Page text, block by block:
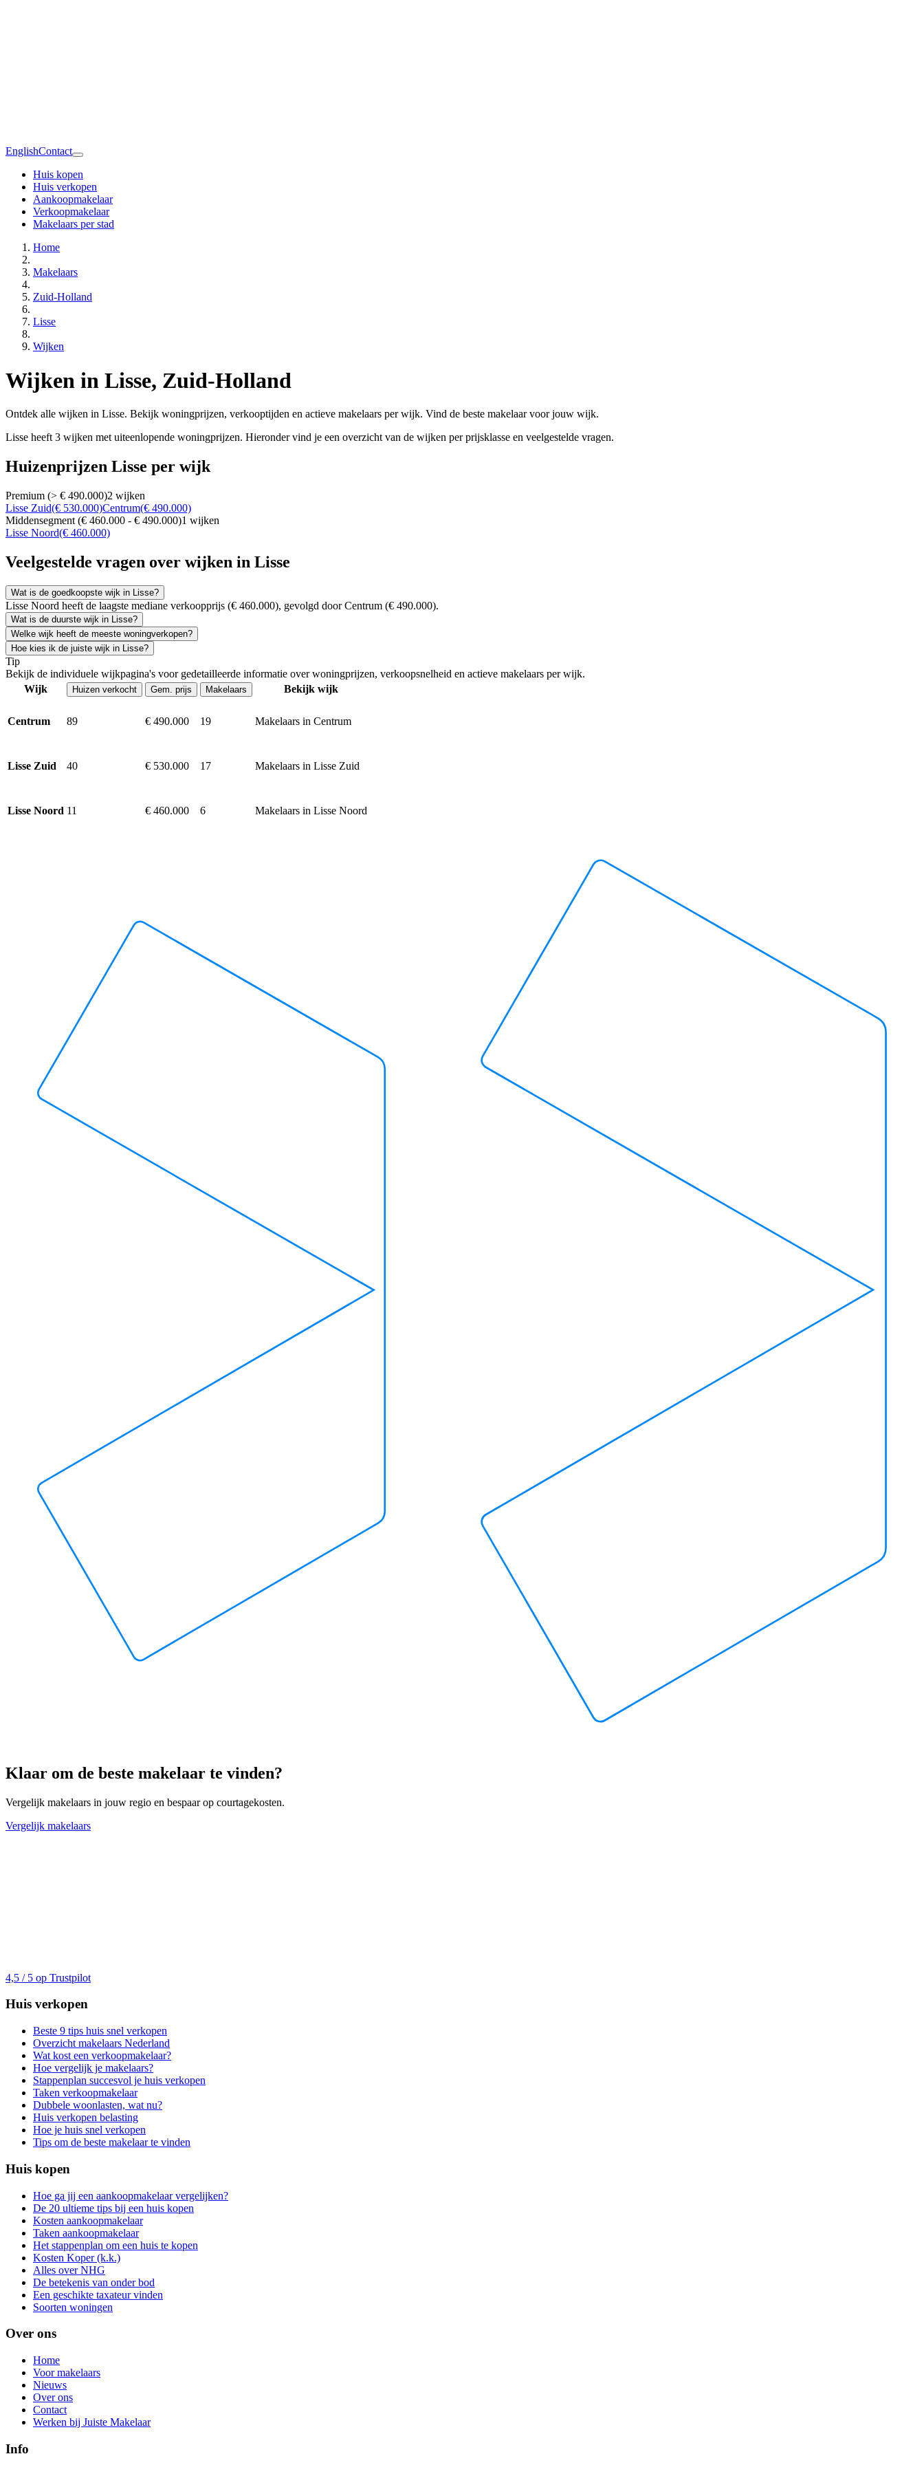
EnglishContact
Huis kopen
Huis verkopen
Aankoopmakelaar
Verkoopmakelaar
Makelaars per stad
Home
Makelaars
Zuid-Holland
Lisse
Wijken
Wijken in Lisse, Zuid-Holland
Ontdek alle wijken in Lisse. Bekijk woningprijzen, verkooptijden en actieve makelaars per wijk. Vind de beste makelaar voor jouw wijk.
Lisse heeft 3 wijken met uiteenlopende woningprijzen. Hieronder vind je een overzicht van de wijken per prijsklasse en veelgestelde vragen.
Huizenprijzen Lisse per wijk
Premium (> € 490.000)2 wijken
Lisse Zuid(€ 530.000)Centrum(€ 490.000)
Middensegment (€ 460.000 - € 490.000)1 wijken
Lisse Noord(€ 460.000)
Veelgestelde vragen over wijken in Lisse
Wat is de goedkoopste wijk in Lisse?
Lisse Noord heeft de laagste mediane verkoopprijs (€ 460.000), gevolgd door Centrum (€ 490.000).
Wat is de duurste wijk in Lisse?
Welke wijk heeft de meeste woningverkopen?
Hoe kies ik de juiste wijk in Lisse?
Tip
Bekijk de individuele wijkpagina's voor gedetailleerde informatie over woningprijzen, verkoopsnelheid en actieve makelaars per wijk.
Wijk
Huizen verkocht Gem. prijs Makelaars Bekijk wijk
Centrum 89 € 490.000 19 Makelaars in Centrum
Lisse Zuid 40 € 530.000 17 Makelaars in Lisse Zuid
Lisse Noord 11 € 460.000 6 Makelaars in Lisse Noord
Klaar om de beste makelaar te vinden?
Vergelijk makelaars in jouw regio en bespaar op courtagekosten.
Vergelijk makelaars
4,5 / 5 op Trustpilot
Huis verkopen
Beste 9 tips huis snel verkopen
Overzicht makelaars Nederland
Wat kost een verkoopmakelaar?
Hoe vergelijk je makelaars?
Stappenplan succesvol je huis verkopen
Taken verkoopmakelaar
Dubbele woonlasten, wat nu?
Huis verkopen belasting
Hoe je huis snel verkopen
Tips om de beste makelaar te vinden
Huis kopen
Hoe ga jij een aankoopmakelaar vergelijken?
De 20 ultieme tips bij een huis kopen
Kosten aankoopmakelaar
Taken aankoopmakelaar
Het stappenplan om een huis te kopen
Kosten Koper (k.k.)
Alles over NHG
De betekenis van onder bod
Een geschikte taxateur vinden
Soorten woningen
Over ons
Home
Voor makelaars
Nieuws
Over ons
Contact
Werken bij Juiste Makelaar
Info